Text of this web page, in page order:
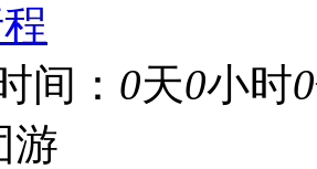
间： 0天0小时0
游